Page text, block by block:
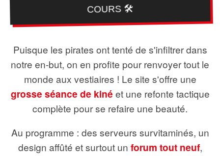
COURS 🛠️
Puisque les pirates ont tenté de s'infiltrer dans
notre en-but, on en profite pour renvoyer tout le
monde aux vestiaires ! Le site s'offre une
grosse séance de kiné et une refonte tactique
complète pour se refaire une beauté.
Au programme : des serveurs survitaminés, un
design affûté et surtout un forum tout neuf,